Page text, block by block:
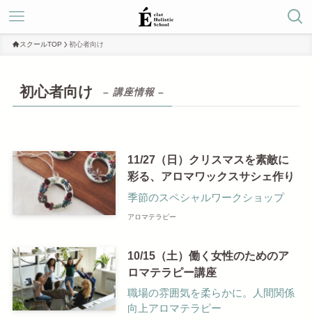
スクールTOP 初心者向け
初心者向け – 講座情報 –
11/27（日）クリスマスを素敵に
彩る、アロマワックスサシェ作り
季節のスペシャルワークショップ
アロマテラピー
10/15（土）働く女性のためのア
ロマテラピー講座
職場の雰囲気を柔らかに。人間関係
向上アロマテラピー